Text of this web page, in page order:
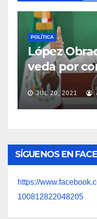
POLÍTICA
López
veda por
JUL 20, 2021
SÍGUENOS EN
https://
100812822048205